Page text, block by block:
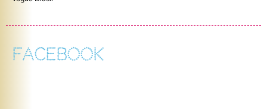
FACEBOOK